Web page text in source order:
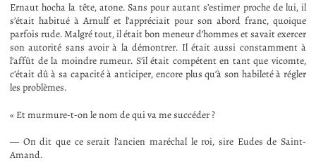
Ernaut hocha la tête, atone. Sans pour autant s’estimer proche de lui, il
s’était habitué à Arnulf et l’appréciait pour son abord franc, quoique
parfois rude. Malgré tout, il était bon meneur d’hommes et savait exercer
son autorité sans avoir à la démontrer. Il était aussi constamment à
l’affût de la moindre rumeur. S’il était compétent en tant que vicomte,
c’était dû à sa capacité à anticiper, encore plus qu’à son habileté à régler
les problèmes.
« Et murmure-t-on le nom de qui va me succéder ?
— On dit que ce serait l’ancien maréchal le roi, sire Eudes de Saint-
Amand.